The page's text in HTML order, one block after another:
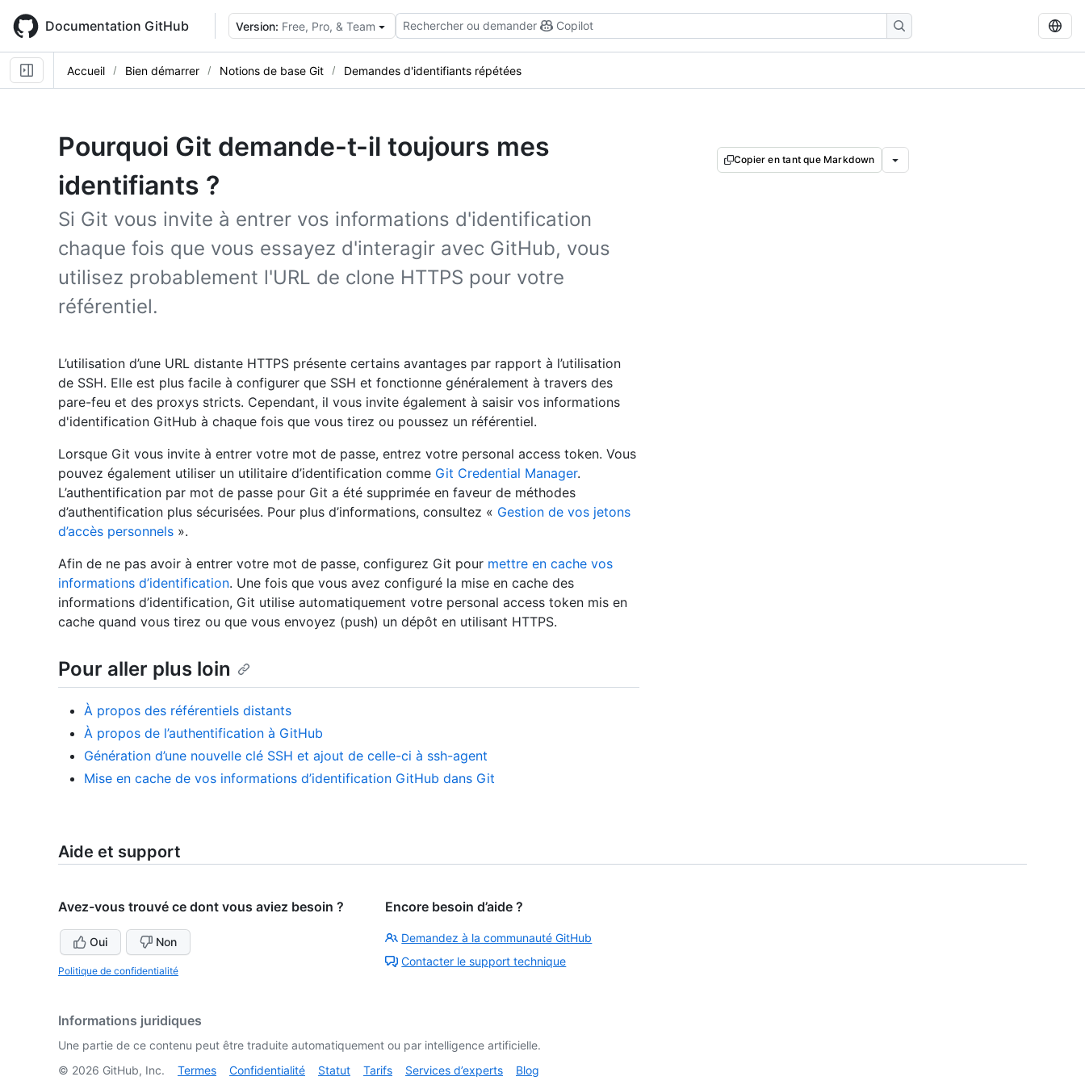
main
content
Documentation GitHub Version: Free, Pro, & Team Rechercher ou demander Copilot
Accueil Bien démarrer Notions de base Git Demandes d'identifiants répétées
Pourquoi Git demande-t-il toujours mes
identifiants ?
Si Git vous invite à entrer vos informations d'identification
chaque fois que vous essayez d'interagir avec GitHub, vous
utilisez probablement l'URL de clone HTTPS pour votre
référentiel.
Copier en tant que Markdown
L’utilisation d’une URL distante HTTPS présente certains avantages par rapport à l’utilisation
de SSH. Elle est plus facile à configurer que SSH et fonctionne généralement à travers des
pare-feu et des proxys stricts. Cependant, il vous invite également à saisir vos informations
d'identification GitHub à chaque fois que vous tirez ou poussez un référentiel.
Lorsque Git vous invite à entrer votre mot de passe, entrez votre personal access token. Vous
pouvez également utiliser un utilitaire d’identification comme Git Credential Manager.
L’authentification par mot de passe pour Git a été supprimée en faveur de méthodes
d’authentification plus sécurisées. Pour plus d’informations, consultez « Gestion de vos jetons
d’accès personnels ».
Afin de ne pas avoir à entrer votre mot de passe, configurez Git pour mettre en cache vos
informations d’identification. Une fois que vous avez configuré la mise en cache des
informations d’identification, Git utilise automatiquement votre personal access token mis en
cache quand vous tirez ou que vous envoyez (push) un dépôt en utilisant HTTPS.
Pour aller plus loin
À propos des référentiels distants
À propos de l’authentification à GitHub
Génération d’une nouvelle clé SSH et ajout de celle-ci à ssh-agent
Mise en cache de vos informations d’identification GitHub dans Git
Aide et support
Avez-vous trouvé ce dont vous aviez besoin ?
Oui Non
Politique de confidentialité
Encore besoin d’aide ?
Demandez à la communauté GitHub
Contacter le support technique
Informations juridiques
Une partie de ce contenu peut être traduite automatiquement ou par intelligence artificielle.
© 2026 GitHub, Inc. Termes Confidentialité Statut Tarifs Services d’experts Blog